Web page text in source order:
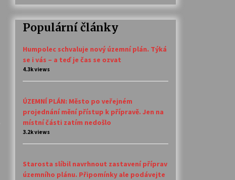
Populární články
Humpolec schvaluje nový územní plán. Týká
se i vás – a teď je čas se ozvat
4.3k views
ÚZEMNÍ PLÁN: Město po veřejném
projednání mění přístup k přípravě. Jen na
místní části zatím nedošlo
3.2k views
Starosta slíbil navrhnout zastavení příprav
územního plánu. Připomínky ale podávejte